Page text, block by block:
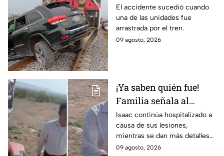
una camioneta en
Guanajuato; este fue el
saldo de las víct1mas
El accidente sucedió cuando
una de las unidades fue
arrastrada por el tren.
09 agosto, 2026
¡Ya saben quién fue!
Familia señala al
presunto responsable
de at4car a padre e hijo
Isaac continúa hospitalizado a
causa de sus lesiones,
mientras se dan más detalles
sobre el caso.
09 agosto, 2026